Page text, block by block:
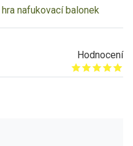
hra nafukovací balonek
Hodnocení
Give it 1/5
Give it 2/5
Give it 3/5
Give it 4/5
Give it 5/5